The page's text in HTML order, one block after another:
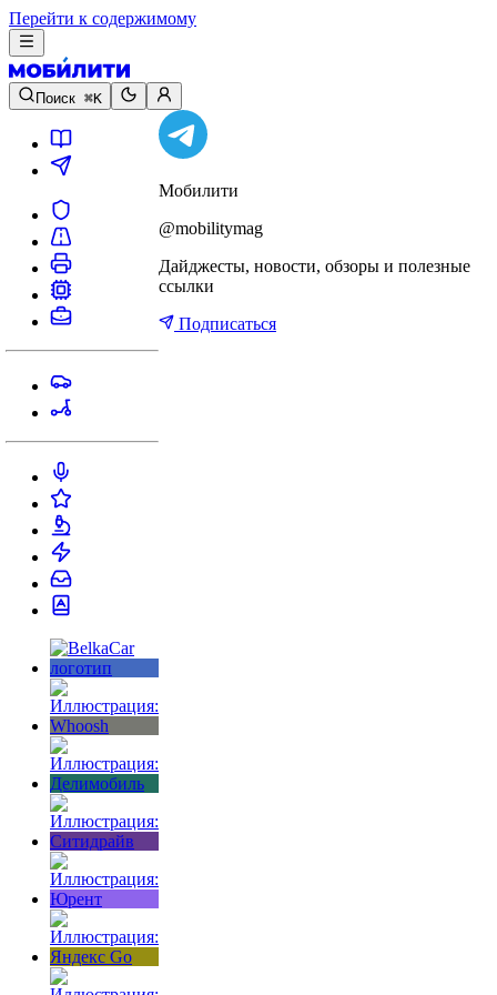
Перейти к содержимому
Поиск ⌘K
Мобилити
@mobilitymag
Дайджесты, новости, обзоры и полезные
ссылки
Подписаться